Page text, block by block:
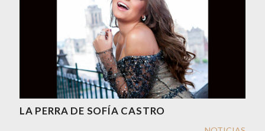
LA PERRA DE SOFÍA CASTRO